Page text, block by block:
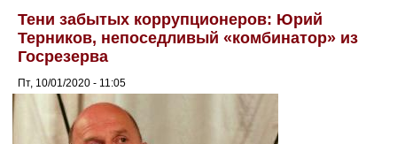
Тени забытых коррупционеров: Юрий
Терников, непоседливый «комбинатор» из
Госрезерва
Пт, 10/01/2020 - 11:05